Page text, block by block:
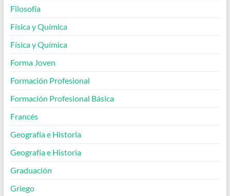
Filosofía
Física y Química
Física y Química
Forma Joven
Formación Profesional
Formación Profesional Básica
Francés
Geografía e Historia
Geografía e Historia
Graduación
Griego